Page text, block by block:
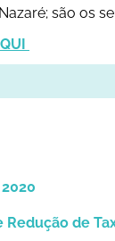
são os
de